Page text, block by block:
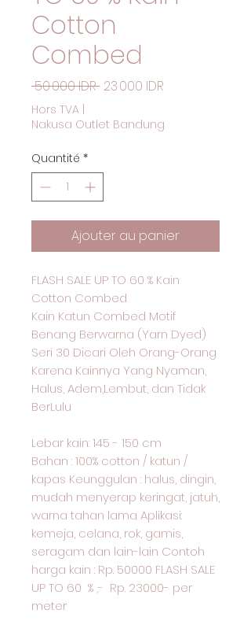
Cotton
Combed
50 000 IDR Prix original
23 000 IDR
Hors TVA
Nakusa Outlet Bandung
Quantité *
Ajouter au panier
FLASH SALE UP TO 60 % Kain
Cotton Combed
Kain Katun Combed Motif
Benang Berwarna (Yarn Dyed)
Seri 30 Dicari Oleh Orang-Orang
Karena Kainnya Yang Nyaman,
Halus, Adem,Lembut, dan Tidak
BerLulu
Lebar kain: 145 - 150 cm
Bahan : 100% cotton / katun /
kapas Keunggulan : halus, dingin,
mudah menyerap keringat, jatuh,
warna tahan lama Aplikasi:
kemeja, celana, rok, gamis,
seragam dan lain-lain Contoh
harga kain : Rp. 50000 FLASH SALE
UP TO 60 % ,- Rp. 23000- per
meter